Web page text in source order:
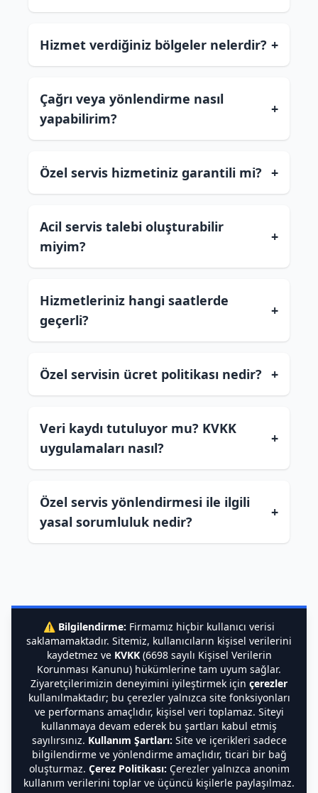
Hizmet verdiğiniz bölgeler nelerdir? +
Çağrı veya yönlendirme nasıl
yapabilirim?
+
Özel servis hizmetiniz garantili mi? +
Acil servis talebi oluşturabilir
miyim?
+
Hizmetleriniz hangi saatlerde
geçerli?
+
Özel servisin ücret politikası nedir? +
Veri kaydı tutuluyor mu? KVKK
uygulamaları nasıl?
+
Özel servis yönlendirmesi ile ilgili
yasal sorumluluk nedir?
+
⚠️ Bilgilendirme: Firmamız hiçbir kullanıcı verisi
saklamamaktadır. Sitemiz, kullanıcıların kişisel verilerini
kaydetmez ve KVKK(6698 sayılı Kişisel Verilerin
Korunması Kanunu) hükümlerine tam uyum sağlar.
Ziyaretçilerimizin deneyimini iyileştirmek için çerezler
kullanılmaktadır; bu çerezler yalnızca site fonksiyonları
ve performans amaçlıdır, kişisel veri toplamaz. Siteyi
kullanmaya devam ederek bu şartları kabul etmiş
sayılırsınız. Kullanım Şartları: Site ve içerikleri sadece
bilgilendirme ve yönlendirme amaçlıdır, ticari bir bağ
oluşturmaz. Çerez Politikası: Çerezler yalnızca anonim
kullanım verilerini toplar ve üçüncü kişilerle paylaşılmaz.